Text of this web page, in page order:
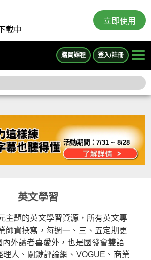
載中
立即使用
購買課程 登入/註冊
活動期間：7/31 ~ 8/28
英文學習
主題的英文學習資源，所有英文專
師資撰寫，每週一、三、五定期更
內外讀者喜愛外，也是國發會雙語
理人、關鍵評論網、VOGUE、商業